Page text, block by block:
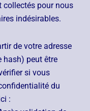
collectés pour nous
indésirables.
de votre adresse
hash) peut être
si vous
du
: